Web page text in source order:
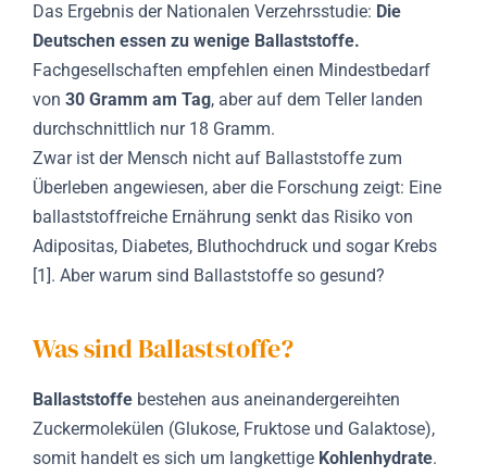
Das Ergebnis der Nationalen Verzehrsstudie: Die
Deutschen essen zu wenige Ballaststoffe.
Fachgesellschaften empfehlen einen Mindestbedarf
von 30 Gramm am Tag, aber auf dem Teller landen
durchschnittlich nur 18 Gramm.
Zwar ist der Mensch nicht auf Ballaststoffe zum
Überleben angewiesen, aber die Forschung zeigt: Eine
ballaststoffreiche Ernährung senkt das Risiko von
Adipositas, Diabetes, Bluthochdruck und sogar Krebs
[1]. Aber warum sind Ballaststoffe so gesund?
Was sind Ballaststoffe?
Ballaststoffe bestehen aus aneinandergereihten
Zuckermolekülen (Glukose, Fruktose und Galaktose),
somit handelt es sich um langkettige Kohlenhydrate.